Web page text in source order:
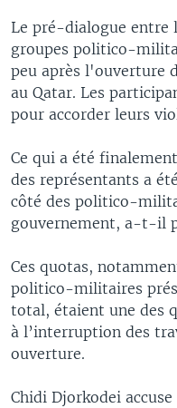
Le pré-dialogue entre
groupes politico-
peu après l'ouverture
au Qatar. Les
pour accorder leurs
Ce qui a été
des représentants a
côté des politico-
gouvernement, a-t-il
Ces quotas,
politico-militaires
total, étaient une des
à l’interruption des
ouverture.
Chidi Djorkodei